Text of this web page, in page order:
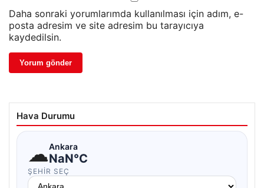
Daha sonraki yorumlarımda kullanılması için adım, e-
posta adresim ve site adresim bu tarayıcıya
kaydedilsin.
Hava Durumu
☁Ankara
NaN°C
ŞEHIR SEÇ